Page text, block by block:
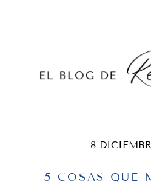
8
5 COSAS QUE